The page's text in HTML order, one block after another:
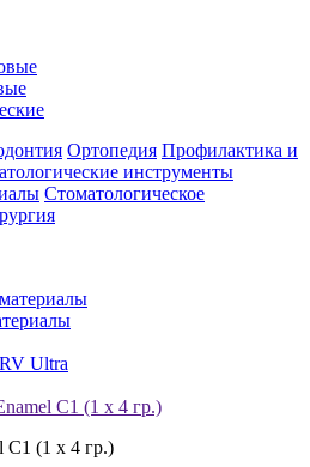
Ортопедия Профилактика и
инструменты
Стоматологическое
Ultra
C1 (1 x 4 гр.)
C1 (1 x 4 гр.)